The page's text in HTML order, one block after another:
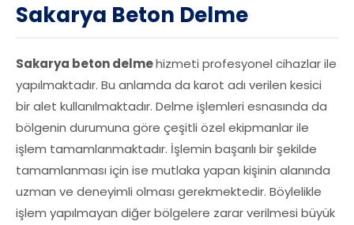
Sakarya Beton Delme
Sakarya beton delmehizmeti profesyonel cihazlar ile
yapılmaktadır. Bu anlamda da karot adı verilen kesici
bir alet kullanılmaktadır. Delme işlemleri esnasında da
bölgenin durumuna göre çeşitli özel ekipmanlar ile
işlem tamamlanmaktadır. İşlemin başarılı bir şekilde
tamamlanması için ise mutlaka yapan kişinin alanında
uzman ve deneyimli olması gerekmektedir. Böylelikle
işlem yapılmayan diğer bölgelere zarar verilmesi büyük